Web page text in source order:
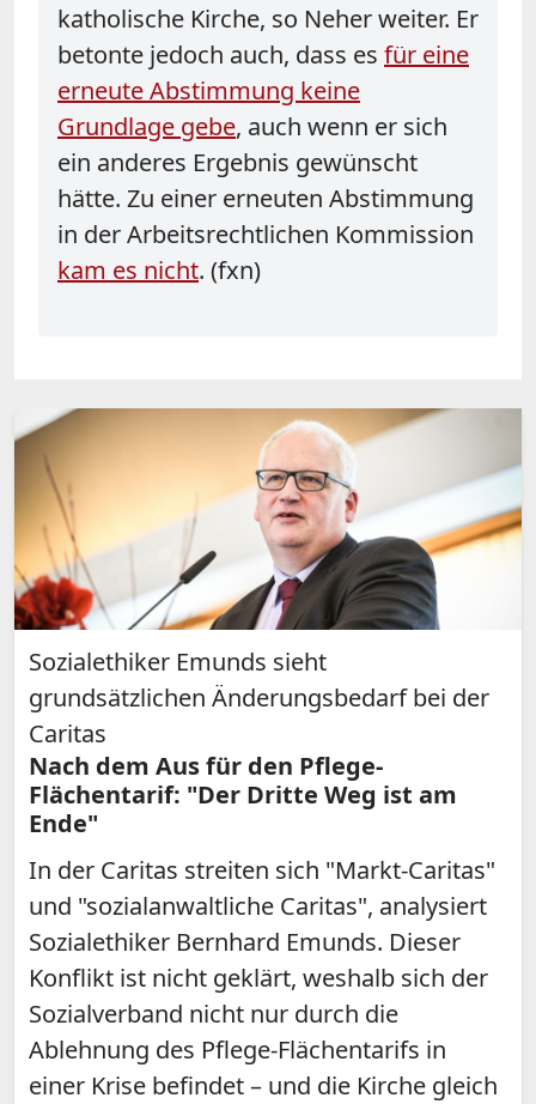
katholische Kirche, so Neher weiter. Er
betonte jedoch auch, dass es für eine
erneute Abstimmung keine
Grundlage gebe, auch wenn er sich
ein anderes Ergebnis gewünscht
hätte. Zu einer erneuten Abstimmung
in der Arbeitsrechtlichen Kommission
kam es nicht. (fxn)
Sozialethiker Emunds sieht
grundsätzlichen Änderungsbedarf bei der
Caritas
Nach dem Aus für den Pflege-
Flächentarif: "Der Dritte Weg ist am
Ende"
In der Caritas streiten sich "Markt-Caritas"
und "sozialanwaltliche Caritas", analysiert
Sozialethiker Bernhard Emunds. Dieser
Konflikt ist nicht geklärt, weshalb sich der
Sozialverband nicht nur durch die
Ablehnung des Pflege-Flächentarifs in
einer Krise befindet – und die Kirche gleich